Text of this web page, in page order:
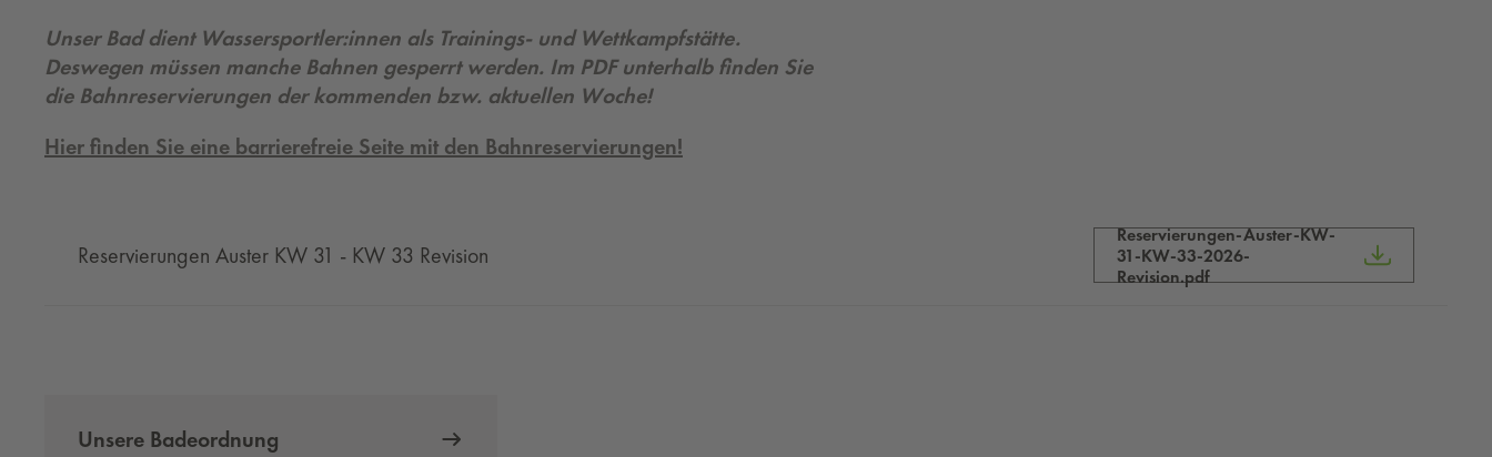
Unser Bad dient Wassersportler:innen als Trainings- und Wettkampfstätte.
Deswegen müssen manche Bahnen gesperrt werden. Im PDF unterhalb finden Sie
die Bahnreservierungen der kommenden bzw. aktuellen Woche!
Hier finden Sie eine barrierefreie Seite mit den Bahnreservierungen!
Reservierungen Auster KW 31 - KW 33 Revision
Reservierungen-Auster-KW-
31-KW-33-2026-
Revision.pdf
Unsere Badeordnung